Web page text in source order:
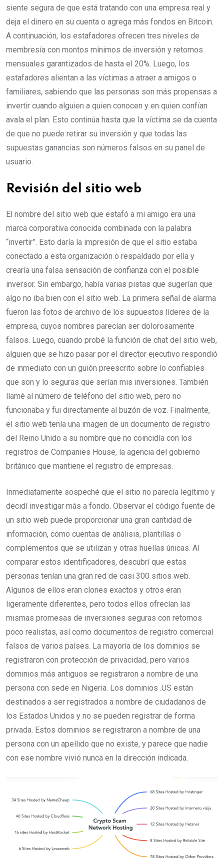
siente segura de que está tratando con una empresa real y
deja el dinero en su cuenta o agrega más fondos en Bitcoin.
A continuación, los estafadores ofrecen tres niveles de
membresía con montos mínimos de inversión y retornos
mensuales garantizados de hasta el 20%. Luego, los
estafadores alientan a las víctimas a atraer a amigos o
familiares, sabiendo que las personas son más propensas a
invertir cuando alguien a quien conocen y en quien confían
avala el plan. Esto continúa hasta que la víctima se da cuenta
de que no puede retirar su inversión y que todas las
supuestas ganancias son números falsos en su panel de
usuario.
Revisión del sitio web
El nombre del sitio web que estafó a mi amigo era una
marca corporativa conocida combinada con la palabra
“invertir”. Esto daría la impresión de que el sitio estaba
conectado a esta organización o respaldado por ella y
crearía una falsa sensación de confianza con el posible
inversor. Sin embargo, había varias pistas que sugerían que
algo no iba bien con el sitio web. La primera señal de alarma
fueron las fotos de archivo de los supuestos líderes de la
empresa, cuyos nombres parecían ser dolorosamente
falsos. Luego, cuando probé la función de chat del sitio web,
alguien que se hizo pasar por el director ejecutivo respondió
de inmediato con un guión preescrito sobre lo confiables
que son y lo seguras que serían mis inversiones. También
llamé al número de teléfono del sitio web, pero no
funcionaba y fui directamente al buzón de voz. Finalmente,
el sitio web tenía una imagen de un documento de registro
del Reino Unido a su nombre que no coincidía con los
registros de Companies House, la agencia del gobierno
británico que mantiene el registro de empresas.
Inmediatamente sospeché que el sitio no parecía legítimo y
decidí investigar más a fondo. Observar el código fuente de
un sitio web puede proporcionar una gran cantidad de
información, como cuentas de análisis, plantillas o
complementos que se utilizan y otras huellas únicas. Al
comparar estos identificadores, descubrí que estas
personas tenían una gran red de casi 300 sitios web.
Algunos de ellos eran clones exactos y otros eran
ligeramente diferentes, pero todos ellos ofrecían las
mismas promesas de inversiones seguras con retornos
poco realistas, así como documentos de registro comercial
falsos de varios países. La mayoría de los dominios se
registraron con protección de privacidad, pero varios
dominios más antiguos se registraron a nombre de una
persona con sede en Nigeria. Los dominios .US están
destinados a ser registrados a nombre de ciudadanos de
los Estados Unidos y no se pueden registrar de forma
privada. Estos dominios se registraron a nombre de una
persona con un apellido que no existe, y parece que nadie
con ese nombre vivió nunca en la dirección indicada.